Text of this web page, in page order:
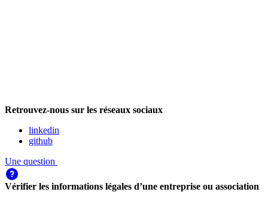
Retrouvez-nous sur les réseaux sociaux
linkedin
github
Une question
Vérifier les informations légales d’une entreprise ou association